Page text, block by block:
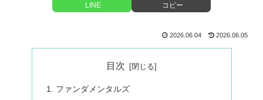
LINE コピー
2026.06.04 2026.06.05
目次
ファンダメンタルズ